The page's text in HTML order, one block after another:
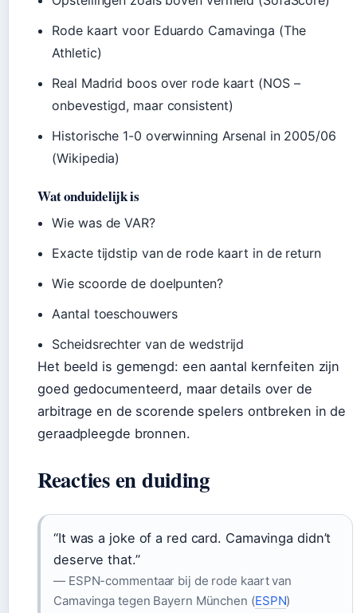
Rode kaart voor Eduardo Camavinga (The
Athletic)
Real Madrid boos over rode kaart (NOS –
onbevestigd, maar consistent)
Historische 1-0 overwinning Arsenal in 2005/06
(Wikipedia)
Wat onduidelijk is
Wie was de VAR?
Exacte tijdstip van de rode kaart in de return
Wie scoorde de doelpunten?
Aantal toeschouwers
Scheidsrechter van de wedstrijd
Het beeld is gemengd: een aantal kernfeiten zijn
goed gedocumenteerd, maar details over de
arbitrage en de scorende spelers ontbreken in de
geraadpleegde bronnen.
Reacties en duiding
“It was a joke of a red card. Camavinga didn’t
deserve that.”
— ESPN-commentaar bij de rode kaart van
Camavinga tegen Bayern München (ESPN)